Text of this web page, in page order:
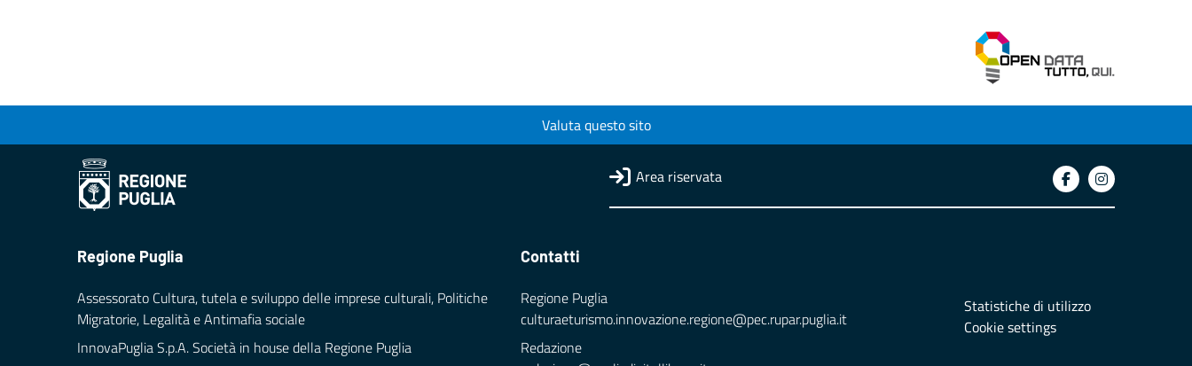
Valuta questo sito
Area riservata
Regione Puglia
Assessorato Cultura, tutela e sviluppo delle imprese culturali, Politiche
Migratorie, Legalità e Antimafia sociale
InnovaPuglia S.p.A. Società in house della Regione Puglia
Contatti
Regione Puglia
culturaeturismo.innovazione.regione@pec.rupar.puglia.it
Redazione
Statistiche di utilizzo
Cookie settings